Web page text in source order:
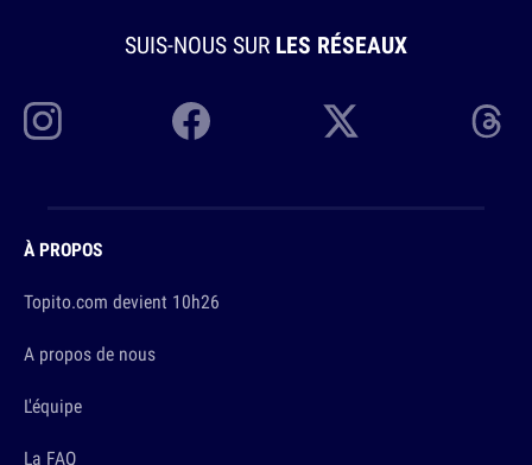
SUIS-NOUS SUR LES RÉSEAUX
À PROPOS
Topito.com devient 10h26
A propos de nous
L'équipe
La FAQ